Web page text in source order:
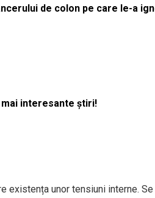
de colon pe care le-a
interesante știri!
existența unor tensiuni interne.